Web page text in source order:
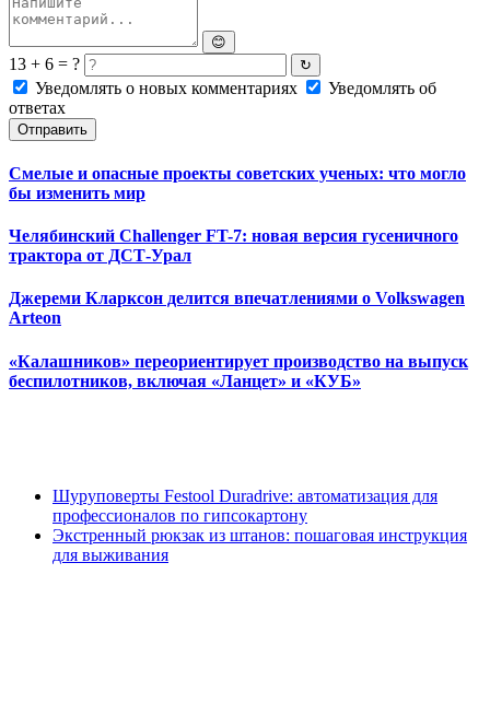
😊
13 + 6 = ? ↻
Уведомлять о новых комментариях
Уведомлять об
ответах
Отправить
Смелые и опасные проекты советских ученых: что могло
бы изменить мир
Челябинский Challenger FT-7: новая версия гусеничного
трактора от ДСТ-Урал
Джереми Кларксон делится впечатлениями о Volkswagen
Arteon
«Калашников» переориентирует производство на выпуск
беспилотников, включая «Ланцет» и «КУБ»
Шуруповерты Festool Duradrive: автоматизация для
профессионалов по гипсокартону
Экстренный рюкзак из штанов: пошаговая инструкция
для выживания